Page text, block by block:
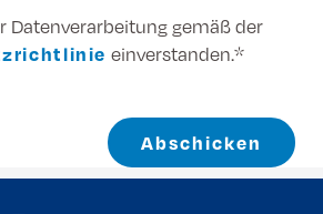
Datenverarbeitung gemäß der
einverstanden.*
Abschicken